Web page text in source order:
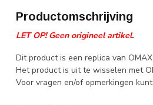
Productomschrijving
LET OP! Geen origineel artikel.
Dit product is een replica van
Het product is uit te wisselen met
Voor vragen en/of opmerkingen